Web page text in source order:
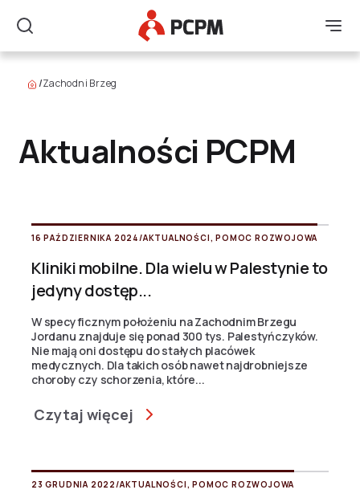
Szukaj
Główne Logo
/Zachodni Brzeg
Aktualności PCPM
16 PAŹDZIERNIKA 2024 /AKTUALNOŚCI ,POMOC ROZWOJOWA
Kliniki mobilne. Dla wielu w Palestynie to
jedyny dostęp...
W specyficznym położeniu na Zachodnim Brzegu
Jordanu znajduje się ponad 300 tys. Palestyńczyków.
Nie mają oni dostępu do stałych placówek
medycznych. Dla takich osób nawet najdrobniejsze
choroby czy schorzenia, które...
Czytaj więcej
23 GRUDNIA 2022 /AKTUALNOŚCI ,POMOC ROZWOJOWA